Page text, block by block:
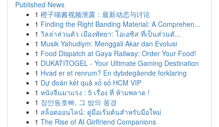
Published News
1 橙子喵酱视频泄露：最新动态与讨论
1 Finding the Right Banding Material: A Comprehen...
1 วิลล่าส่วนตัว เมืองพัทยา: โอเอซิส ที่เป็นส่วนตั...
1 Musik Yahudiym: Menggali Akar dan Evolusi
1 Food Dispatch at Gaya Railway: Order Your Food!
1 DUKATITOGEL - Your Ultimate Gaming Destination
1 Hvad er et renrum? En dybdegående forklaring
1 Dự đoán kết quả xổ số HCM VIP
1 หนังจีนมาแรง : 5 เรื่อง ที่ ห้ามพลาด !
1 장안동호빠, 그 밤의 풍경
1 สล็อตออนไลน์: คู่มือเริ่มต้นสำหรับมือใหม่
1 The Rise of AI Girlfriend Companions